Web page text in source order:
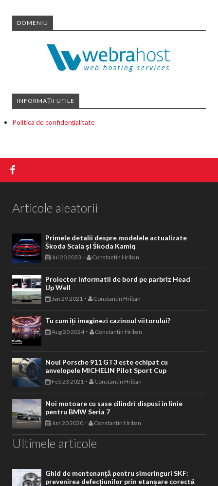
DOMENIU
INFORMAȚII UTILE
Politica de confidențialitate
Articole aleatorii
Primele detalii despre modelele actualizate
Škoda Scala și Škoda Kamiq
Jul 20 2023 - Constantin Hriban
Proiector informatii de bord pe parbriz Head
Up Well
Jan 29 2021 - Constantin Hriban
Tu cum îți imaginezi cazinoul viitorului?
Aug 20 2024- Constantin Hriban
Noul Porsche 911 GT3 este echipat cu
anvelopele MICHELIN Pilot Sport Cup
Feb 23 2021 - Constantin Hriban
Noi motoare cu sase cilindri dispusi in linie
pentru BMW Seria 7
Jun 20 2020 - Constantin Hriban
Ultimele articole
Ghid de mentenanță pentru simeringuri SKF:
prevenirea defecțiunilor prin etanșare corectă